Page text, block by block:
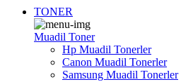
TONER
Muadil Toner
Hp Muadil Tonerler
Canon Muadil Tonerler
Samsung Muadil Tonerler